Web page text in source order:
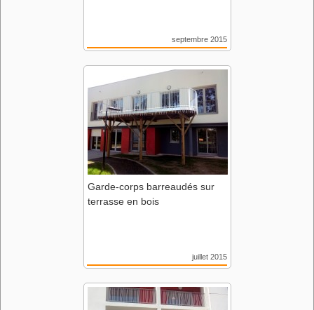
septembre 2015
Cabinet Barré-Lambot
Garde-corps barreaudés sur
terrasse en bois
juillet 2015
85 Montaigu
Domus Architecture